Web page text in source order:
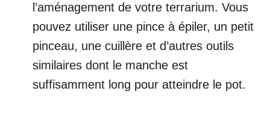
l’aménagement de votre terrarium. Vous
pouvez utiliser une pince à épiler, un petit
pinceau, une cuillère et d’autres outils
similaires dont le manche est
suffisamment long pour atteindre le pot.